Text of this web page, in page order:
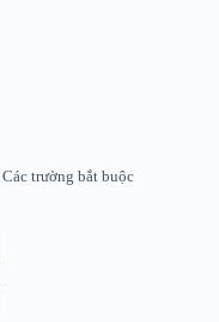
Các trường bắt buộc